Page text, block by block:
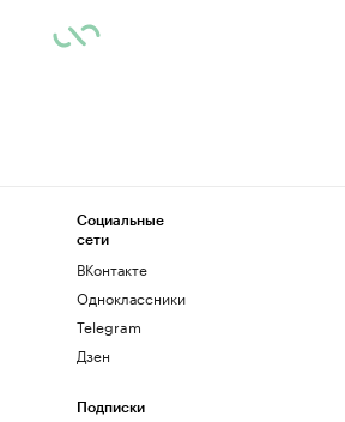
Социальные
сети
ВКонтакте
Одноклассники
Telegram
Дзен
Подписки